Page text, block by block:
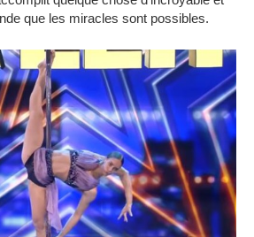
que les miracles sont possibles.